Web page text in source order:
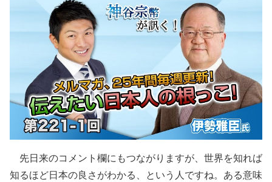
先日来のコメント欄にもつながりますが、世界を知れば
知るほど日本の良さがわかる、という人ですね。ある意味